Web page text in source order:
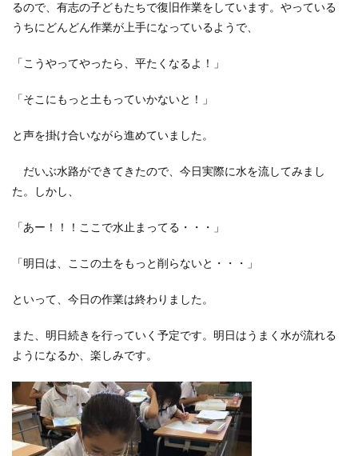
るので、有志の子どもたちで復旧作業をしています。やっている
うちにどんどん作業が上手になっているようで、
「こうやってやったら、平たくなるよ！」
「そこにもっと土もっていかないと！」
と声を掛け合いながら進めていました。
だいぶ水路ができてきたので、今日実際に水を流してみまし
た。しかし、
「あー！！！ここで水止まってる・・・」
「明日は、ここの土をもっと削らないと・・・」
といって、今日の作業は終わりました。
また、明日続きを行っていく予定です。明日はうまく水が流れる
ようになるか、楽しみです。